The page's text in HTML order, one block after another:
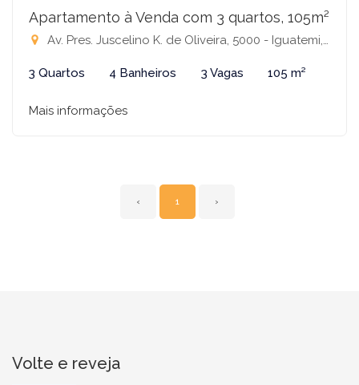
Apartamento à Venda com 3 quartos, 105m²
Av. Pres. Juscelino K. de Oliveira, 5000 - Iguatemi, São José do Rio Preto - SP, 15093-340, 5000 - Integrato Iguatemi, São José do Rio Preto-SP
3 Quartos 4 Banheiros 3 Vagas 105 m²
Mais informações
‹ 1 ›
Volte e reveja